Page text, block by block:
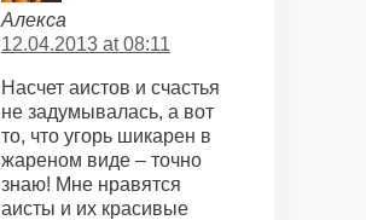
Алекса
12.04.2013 at 08:11
Насчет аистов и счастья
не задумывалась, а вот
то, что угорь шикарен в
жареном виде – точно
знаю! Мне нравятся
аисты и их красивые